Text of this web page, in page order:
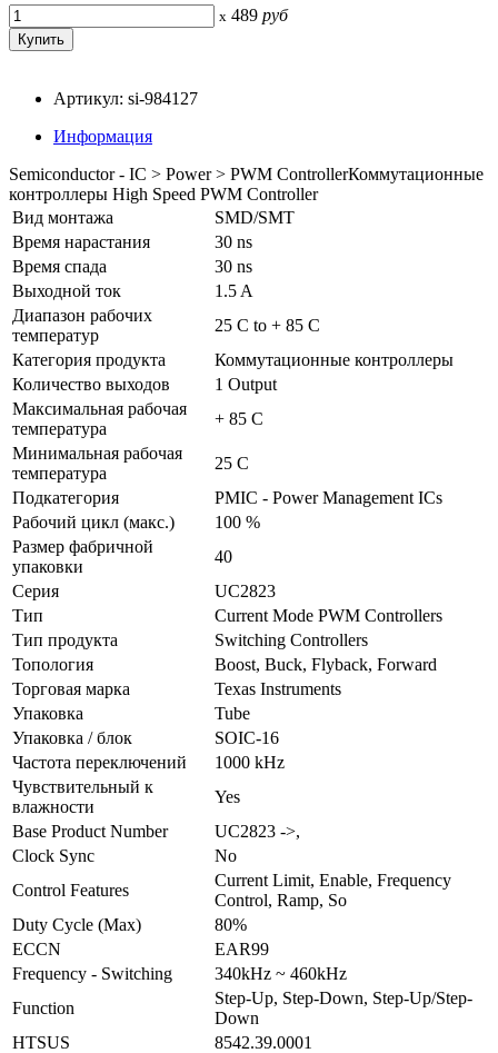
x 489 руб
Артикул: si-984127
Информация
Semiconductor - IC > Power > PWM ControllerКоммутационные
контроллеры High Speed PWM Controller
Вид монтажа
SMD/SMT
Время нарастания
30 ns
Время спада
30 ns
Выходной ток
1.5 A
Диапазон рабочих
температур
25 C to + 85 C
Категория продукта
Коммутационные контроллеры
Количество выходов
1 Output
Максимальная рабочая
температура
+ 85 C
Минимальная рабочая
температура
25 C
Подкатегория
PMIC - Power Management ICs
Рабочий цикл (макс.)
100 %
Размер фабричной
упаковки
40
Серия
UC2823
Тип
Current Mode PWM Controllers
Тип продукта
Switching Controllers
Топология
Boost, Buck, Flyback, Forward
Торговая марка
Texas Instruments
Упаковка
Tube
Упаковка / блок
SOIC-16
Частота переключений
1000 kHz
Чувствительный к
влажности
Yes
Base Product Number
UC2823 ->,
Clock Sync
No
Control Features
Current Limit, Enable, Frequency
Control, Ramp, So
Duty Cycle (Max)
80%
ECCN
EAR99
Frequency - Switching
340kHz ~ 460kHz
Function
Step-Up, Step-Down, Step-Up/Step-
Down
HTSUS
8542.39.0001